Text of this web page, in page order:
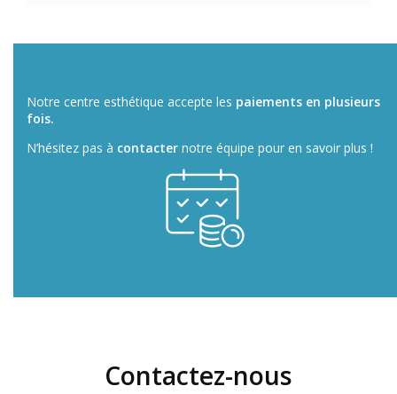
Notre centre esthétique accepte les paiements en plusieurs
fois.
N’hésitez pas à contacter notre équipe pour en savoir plus !
Contactez-nous